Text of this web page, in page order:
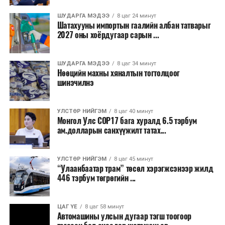
секундэд 4-9 метр. 25-27 хэм дулаан
байна.
2026 оны наймдугаар сарын 07-ноос
2026 оны наймдугаар сарын 11-нийг хүртэлх
цаг агаарын урьдчилсан төлөв
Наймдугаар сарын 7-нд баруун болон төвийн
аймгуудын нутгийн хойд хэсгээр, 8-нд баруун
аймгуудын нутгийн хойд хэсэг, төвийн
аймгуудын нутгийн зарим газраар, 9-нд баруун
аймгуудын нутгийн зүүн, говийн аймгуудын
нутгийн хойд, зүүн аймгуудын нутгийн баруун
хэсэг, төвийн аймгуудын ихэнх нутгаар, 10-нд
төв, зүүн, говийн аймгуудын ихэнх нутгаар
бороо, дуу цахилгаантай аадар бороо орно. Салхи
ихэнх хугацаанд секундэд 5-10 метр, 9-нд
Алтайн салбар уулс, Арц-Богдын өвөр
ШУДАРГА МЭДЭЭ 8 цаг 24 минут
Шатахууны импортын гаалийн албан татварыг
2027 оны хоёрдугаар сарын ...
ШУДАРГА МЭДЭЭ 8 цаг 34 минут
Нөөцийн махны хяналтын тогтолцоог
шинэчилнэ
УЛСТӨР НИЙГЭМ 8 цаг 40 минут
Монгол Улс COP17 бага хуралд 6.5 тэрбум
ам.долларын санхүүжилт татах...
УЛСТӨР НИЙГЭМ 8 цаг 45 минут
“Улаанбаатар трам” төсөл хэрэгжсэнээр жилд
446 тэрбум төгрөгийн ...
ЦАГ ҮЕ 8 цаг 58 минут
Автомашины улсын дугаар тэгш тоогоор